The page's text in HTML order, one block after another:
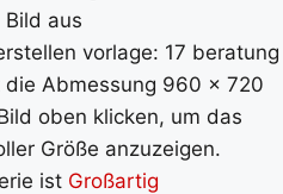
aus
vorlage: 17 beratung
die Abmessung 960 x 720
oben klicken, um das
Größe anzuzeigen.
ist Großartig